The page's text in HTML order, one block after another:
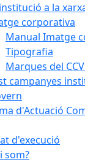
a la
corporativa
Manual Imatge
Tipografia
Marques del
campanyes
d'Actuació
d'execució
som?